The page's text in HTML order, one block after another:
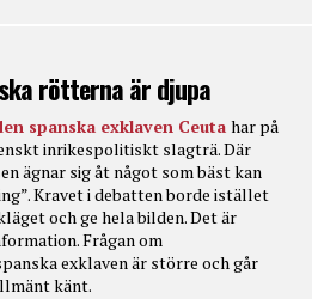
rötterna är djupa
spanska exklaven Ceuta har på
inrikespolitiskt slagträ. Där
ägnar sig åt något som bäst kan
Kravet i debatten borde istället
och ge hela bilden. Det är
Frågan om
exklaven är större och går
känt.